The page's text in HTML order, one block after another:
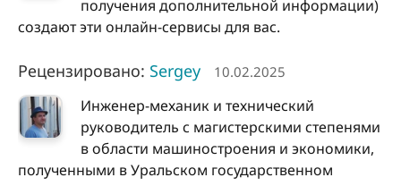
получения дополнительной информации)
создают эти онлайн-сервисы для вас.
Рецензировано: Sergey 10.02.2025
Инженер-механик и технический
руководитель с магистерскими степенями
в области машиностроения и экономики,
полученными в Уральском государственном